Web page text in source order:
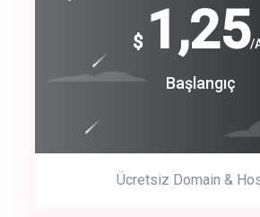
$ 1,25/
Başlangıç
Ücretsiz Domain &
Free
Basic